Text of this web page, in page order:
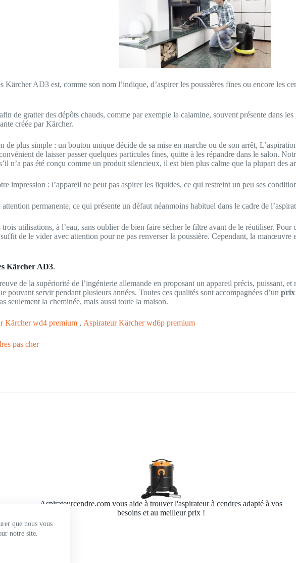
que nous vous
notre site.
Kärcher AD3 est, comme son nom l’indique, d’aspirer les poussières fines ou encore les
de gratter des dépôts chauds, comme par exemple la calamine, souvent présente dans
créée par Kärcher.
de plus simple : un bouton unique décide de sa mise en marche ou de son arrêt,
de laisser passer quelques particules fines, quitte à les répandre dans le salon.
n’a pas été conçu comme un produit silencieux, il est bien plus calme que la plupart des
impression : l’appareil ne peut pas aspirer les liquides, ce qui restreint un peu ses
permanente, ce qui présente un défaut néanmoins habituel dans le cadre de
utilisations, à l’eau, sans oublier de bien faire sécher le filtre avant de le réutiliser.
de le vider avec attention pour ne pas renverser la poussière. Cependant, la manœuvre
Kärcher AD3.
de la supériorité de l’ingénierie allemande en proposant un appareil précis, puissant,
pouvant servir pendant plusieurs années. Toutes ces qualités sont accompagnées d’un prix
seulement la cheminée, mais aussi toute la maison.
Kärcher wd4 premium , Aspirateur Kärcher wd6p premium
pas cher
Aspirateurcendre.com vous aide à trouver l'aspirateur à cendres adapté à vos
besoins et au meilleur prix !